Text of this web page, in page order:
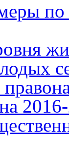
2016-